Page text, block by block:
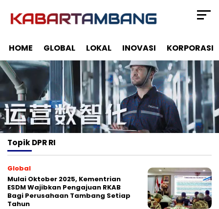
HOME GLOBAL LOKAL INOVASI KORPORASI
TopikDPR RI
Global
Mulai Oktober 2025, Kementrian
ESDM Wajibkan Pengajuan RKAB
Bagi Perusahaan Tambang Setiap
Tahun